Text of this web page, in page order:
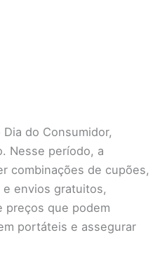
do Consumidor,
Nesse período, a
combinações de cupões,
envios gratuitos,
preços que podem
portáteis e assegurar